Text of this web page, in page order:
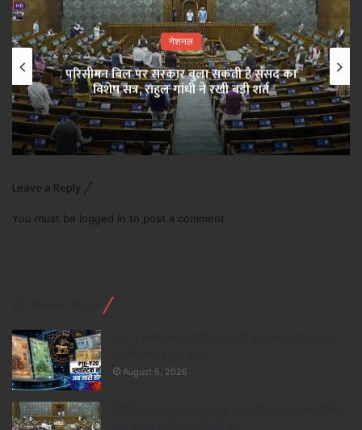
नेशनल
परिसीमन बिल पर सरकार बुला सकती है संसद का
विशेष सत्र, राहुल गांधी ने रखी बड़ी शर्त
Leave a Reply
You must be logged in to post a comment.
August 5, 2026